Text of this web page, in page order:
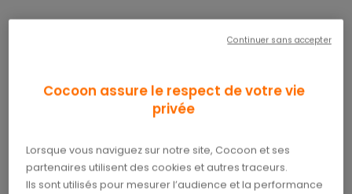
évènement mondial. Pour cette année 2023, c’est
de son Agence nationale du sang et le thème
retenu pour cette nouvelle campagne est
plasma : partageons la vie, donnons souvent ! »
Donner son sang, c’est vital !
Cocoon assure le respect de votre vie
privée
Lorsque vous naviguez sur notre site, Cocoon et ses
partenaires utilisent des cookies et autres traceurs.
Ils sont utilisés pour mesurer l’audience et la performance
Continuer sans accepter